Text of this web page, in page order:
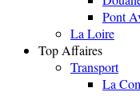
Pont
La Loire
Top Affaires
Transport
La